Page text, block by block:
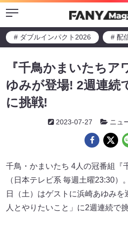
Menu
# ダブルインパクト2026 # 配
『千鳥かまいたちア
ゆみが登場! 2週連続
に挑戦!
2023-07-27 ニュ
千鳥・かまいたち 4人の冠番組『
（日本テレビ系 毎週土曜23:30）
日（土）はゲストに浜崎あゆみ
人とやりたいこと」に2週連続で